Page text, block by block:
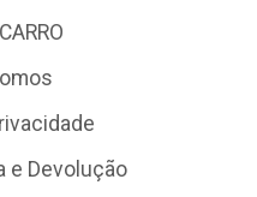
e Devolução